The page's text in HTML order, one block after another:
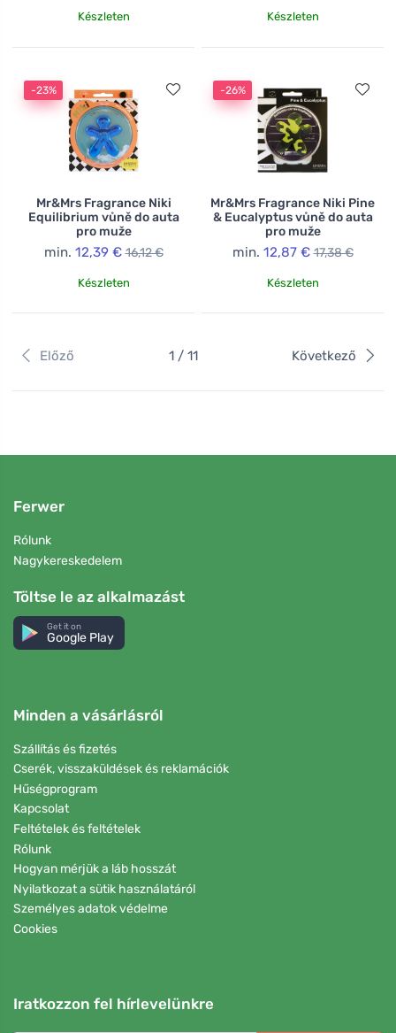
Készleten Készleten
-23%
Mr&Mrs Fragrance Niki
Equilibrium vůně do auta
pro muže
min. 12,39 € 16,12 €
Készleten
-26%
Mr&Mrs Fragrance Niki Pine
& Eucalyptus vůně do auta
pro muže
min. 12,87 € 17,38 €
Készleten
Előző 1 / 11 Következő
Ferwer
Rólunk
Nagykereskedelem
Töltse le az alkalmazást
Get it on
Google Play
Minden a vásárlásról
Szállítás és fizetés
Cserék, visszaküldések és reklamációk
Hűségprogram
Kapcsolat
Feltételek és feltételek
Rólunk
Hogyan mérjük a láb hosszát
Nyilatkozat a sütik használatáról
Személyes adatok védelme
Cookies
Iratkozzon fel hírlevelünkre